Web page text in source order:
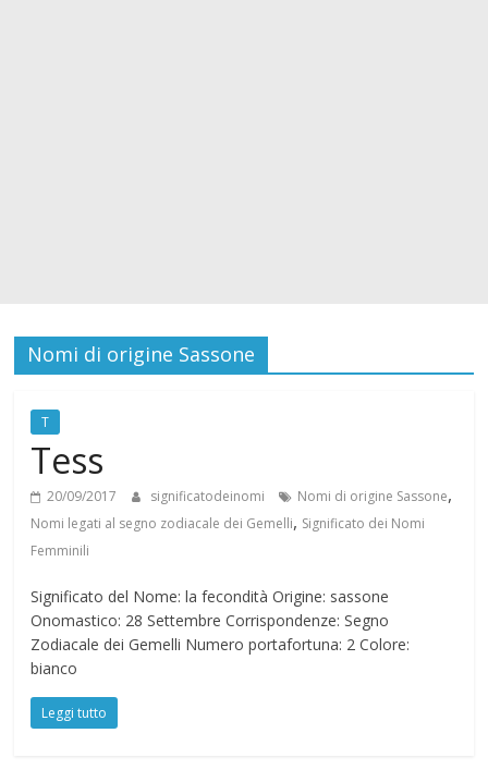
d
e
N
o
m
Nomi di origine Sassone
T
Tess
20/09/2017 significatodeinomi Nomi di origine Sassone,
Nomi legati al segno zodiacale dei Gemelli, Significato dei Nomi
Femminili
Significato del Nome: la fecondità Origine: sassone
Onomastico: 28 Settembre Corrispondenze: Segno
Zodiacale dei Gemelli Numero portafortuna: 2 Colore:
bianco
Leggi tutto